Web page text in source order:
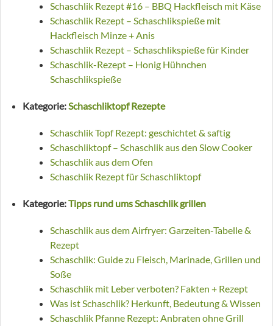
Schaschlik Rezept #16 – BBQ Hackfleisch mit Käse
Schaschlik Rezept – Schaschlikspieße mit
Hackfleisch Minze + Anis
Schaschlik Rezept – Schaschlikspieße für Kinder
Schaschlik-Rezept – Honig Hühnchen
Schaschlikspieße
Kategorie:Schaschliktopf Rezepte
Schaschlik Topf Rezept: geschichtet & saftig
Schaschliktopf – Schaschlik aus den Slow Cooker
Schaschlik aus dem Ofen
Schaschlik Rezept für Schaschliktopf
Kategorie:Tipps rund ums Schaschlik grillen
Schaschlik aus dem Airfryer: Garzeiten-Tabelle &
Rezept
Schaschlik: Guide zu Fleisch, Marinade, Grillen und
Soße
Schaschlik mit Leber verboten? Fakten + Rezept
Was ist Schaschlik? Herkunft, Bedeutung & Wissen
Schaschlik Pfanne Rezept: Anbraten ohne Grill